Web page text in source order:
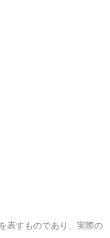
表すものであり、実際の